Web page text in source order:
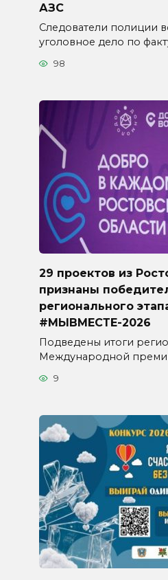
АЗС
Следователи полиции
уголовное дело по
98
29 проектов из
признаны
регионального
#МЫВМЕСТЕ-2026
Подведены итоги
Международной
9